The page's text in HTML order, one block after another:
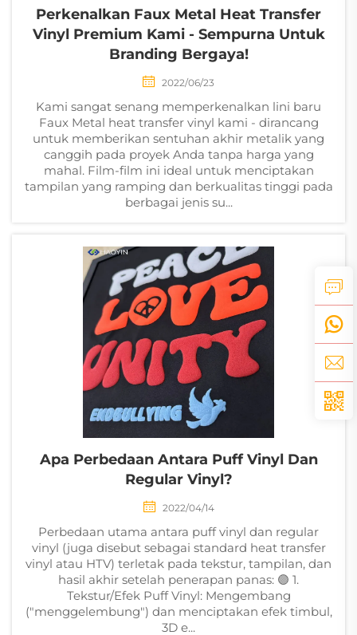
Perkenalkan Faux Metal Heat Transfer
Vinyl Premium Kami - Sempurna Untuk
Branding Bergaya!
2022/06/23
Kami sangat senang memperkenalkan lini baru
Faux Metal heat transfer vinyl kami - dirancang
untuk memberikan sentuhan akhir metalik yang
canggih pada proyek Anda tanpa harga yang
mahal. Film-film ini ideal untuk menciptakan
tampilan yang ramping dan berkualitas tinggi pada
berbagai jenis su...
Apa Perbedaan Antara Puff Vinyl Dan
Regular Vinyl?
2022/04/14
Perbedaan utama antara puff vinyl dan regular
vinyl (juga disebut sebagai standard heat transfer
vinyl atau HTV) terletak pada tekstur, tampilan, dan
hasil akhir setelah penerapan panas: 🟣 1.
Tekstur/Efek Puff Vinyl: Mengembang
("menggelembung") dan menciptakan efek timbul,
3D e...